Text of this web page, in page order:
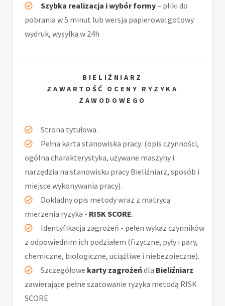
Szybka realizacja i wybór formy– pliki do
pobrania w 5 minut lub wersja papierowa: gotowy
wydruk, wysyłka w 24h
BIELIŹNIARZ
ZAWARTOŚĆ OCENY RYZYKA
ZAWODOWEGO
Strona tytułowa.
Pełna karta stanowiska pracy: (opis czynności,
ogólna charakterystyka, używane maszyny i
narzędzia na stanowisku pracy Bieliźniarz, sposób i
miejsce wykonywania pracy).
Dokładny opis metody wraz z matrycą
mierzenia ryzyka - RISK SCORE.
Identyfikacja zagrożeń - pełen wykaz czynników
z odpowiednim ich podziałem (fizyczne, pyły i pary,
chemiczne, biologiczne, uciążliwe i niebezpieczne).
Szczegółowe karty zagrożeńdla Bieliźniarz
zawierające pełne szacowanie ryzyka metodą RISK
SCORE